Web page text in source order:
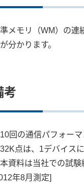
メモリ（WM）の連
分かります。
考
回の通信パフォーマ
点は、1デバイス
資料は当社での試験
年8月測定]